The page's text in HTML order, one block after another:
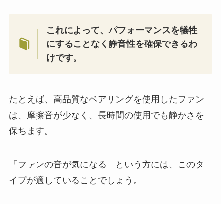
これによって、パフォーマンスを犠牲
にすることなく静音性を確保できるわ
けです。
たとえば、高品質なベアリングを使用したファン
は、摩擦音が少なく、長時間の使用でも静かさを
保ちます。
「ファンの音が気になる」という方には、このタ
イプが適していることでしょう。